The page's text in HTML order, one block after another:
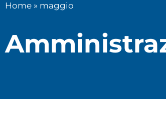
Home » maggio